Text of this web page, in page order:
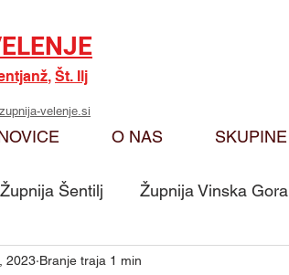
, Št. Ilj
velenje.si
O NAS SKUPINE
Župnija Šentilj Župnija Vinska Gora
Oznanila Karitas
2023 Branje traja 1 min